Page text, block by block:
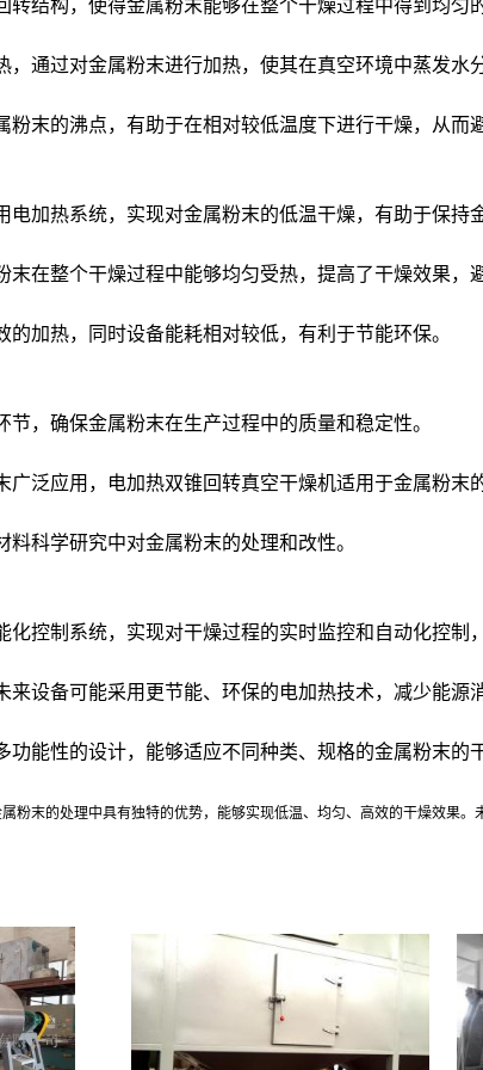
转结构，使得金属粉末能够在整个干燥过程中得到均匀
，通过对金属粉末进行加热，使其在真空环境中蒸发水
粉末的沸点，有助于在相对较低温度下进行干燥，从而
电加热系统，实现对金属粉末的低温干燥，有助于保持
末在整个干燥过程中能够均匀受热，提高了干燥效果，
的加热，同时设备能耗相对较低，有利于节能环保。
节，确保金属粉末在生产过程中的质量和稳定性。
广泛应用，电加热双锥回转真空干燥机适用于金属粉末
料科学研究中对金属粉末的处理和改性。
化控制系统，实现对干燥过程的实时监控和自动化控制
来设备可能采用更节能、环保的电加热技术，减少能源
功能性的设计，能够适应不同种类、规格的金属粉末的
粉末的处理中具有独特的优势，能够实现低温、均匀、高效的干燥效果